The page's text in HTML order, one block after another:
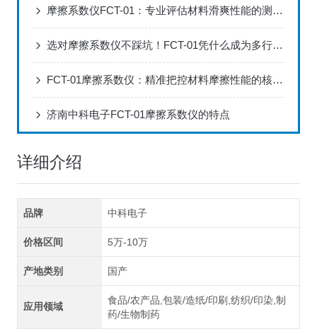
摩擦系数仪FCT-01：专业评估材料滑爽性能的测试方案
选对摩擦系数仪不踩坑！FCT-01凭什么成为多行业选择？
FCT-01摩擦系数仪：精准把控材料摩擦性能的核心检测设备
济南中科电子FCT-01摩擦系数仪的特点
详细介绍
品牌 中科电子
价格区间 5万-10万
产地类别 国产
应用领域
食品/农产品,包装/造纸/印刷,纺织/印染,制
药/生物制药